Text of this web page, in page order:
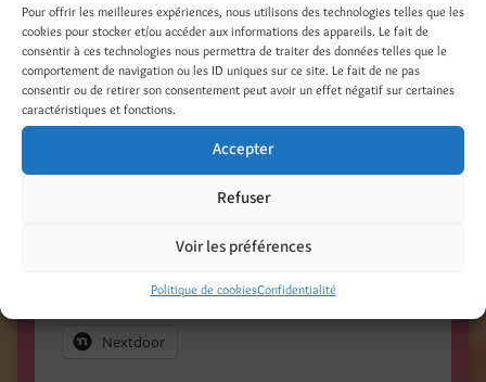
Pour offrir les meilleures expériences, nous utilisons des technologies telles que les
cookies pour stocker et/ou accéder aux informations des appareils. Le fait de
consentir à ces technologies nous permettra de traiter des données telles que le
comportement de navigation ou les ID uniques sur ce site. Le fait de ne pas
consentir ou de retirer son consentement peut avoir un effet négatif sur certaines
caractéristiques et fonctions.
Accepter
Refuser
Voir les préférences
Politique de cookiesConfidentialité
ATTRAPER LA LUMIÈRE-2
Threads
LinkedIn Pinterest
Nextdoor